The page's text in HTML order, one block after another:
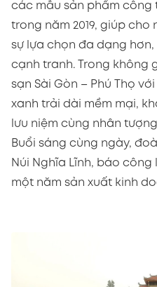
các mẫu sản phẩm công
trong năm 2019, giúp
sự lựa chọn đa dạng
cạnh tranh. Trong không
sạn Sài Gòn – Phú Thọ
xanh trải dài mềm mại,
lưu niệm cùng nhân
Buổi sáng cùng ngày,
Núi Nghĩa Lĩnh, báo công
một năm sản xuất kinh